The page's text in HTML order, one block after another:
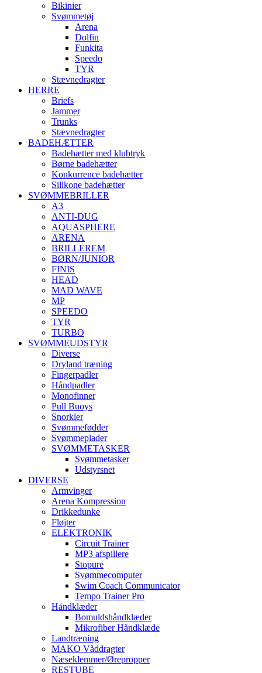
Bikinier
Svømmetøj
Arena
Dolfin
Funkita
Speedo
TYR
Stævnedragter
HERRE
Briefs
Jammer
Trunks
Stævnedragter
BADEHÆTTER
Badehætter med klubtryk
Børne badehætter
Konkurrence badehætter
Silikone badehætter
SVØMMEBRILLER
A3
ANTI-DUG
AQUASPHERE
ARENA
BRILLEREM
BØRN/JUNIOR
FINIS
HEAD
MAD WAVE
MP
SPEEDO
TYR
TURBO
SVØMMEUDSTYR
Diverse
Dryland træning
Fingerpadler
Håndpadler
Monofinner
Pull Buoys
Snorkler
Svømmefødder
Svømmeplader
SVØMMETASKER
Svømmetasker
Udstyrsnet
DIVERSE
Armvinger
Arena Kompression
Drikkedunke
Fløjter
ELEKTRONIK
Circuit Trainer
MP3 afspillere
Stopure
Svømmecomputer
Swim Coach Communicator
Tempo Trainer Pro
Håndklæder
Bomuldshåndklæder
Mikrofiber Håndklæde
Landtræning
MAKO Våddragter
Næseklemmer/Ørepropper
RESTUBE